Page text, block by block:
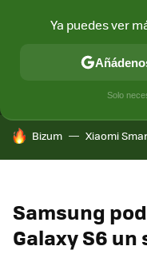
HOY SE HABLA DE
Bizum Xiaomi
Samsung
Galaxy S6
Ya puedes ver
Solo